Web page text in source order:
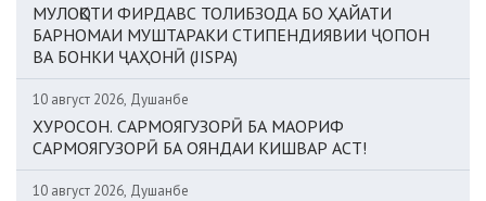
МУЛОҚОТИ ФИРДАВС ТОЛИБЗОДА БО ҲАЙАТИ
БАРНОМАИ МУШТАРАКИ СТИПЕНДИЯВИИ ҶОПОН
ВА БОНКИ ҶАҲОНӢ (JISPA)
10 август 2026, Душанбе
ХУРОСОН. САРМОЯГУЗОРӢ БА МАОРИФ
САРМОЯГУЗОРӢ БА ОЯНДАИ КИШВАР АСТ!
10 август 2026, Душанбе